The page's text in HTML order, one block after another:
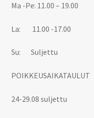
Ma -Pe: 11.00 – 19.00
La: 11.00 -17.00
Su: Suljettu
POIKKEUSAIKATAULUT
24-29.08 suljettu